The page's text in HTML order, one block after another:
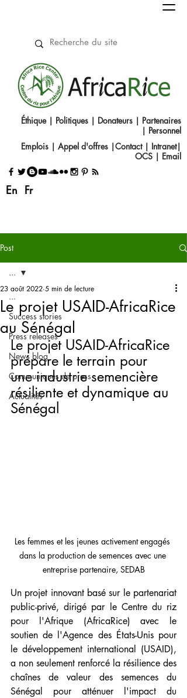
En Fr
Éthique| Politiques | Donateurs | Partenaires
| Personnel
Emplois | Appel d'offres |Contact |​ Intranet|
OCS | Email
Post
...
Success stories
Press releases
News blog
Communiqués de press
Actualités
...
Le projet USAID-AfricaRice
au Sénégal
23 août 2022 5 min de lecture
Le projet USAID-AfricaRice
prépare le terrain pour
une industrie semencière
résiliente et dynamique au
Sénégal
Les femmes et les jeunes activement engagés
dans la production de semences avec une
entreprise partenaire, SEDAB
Un projet innovant basé sur le partenariat
public-privé, dirigé par le Centre du riz
pour l'Afrique (AfricaRice) avec le
soutien de l'Agence des États-Unis pour
le développement international (USAID),
a non seulement renforcé la résilience des
chaînes de valeur des semences du
Sénégal pour atténuer l'impact du